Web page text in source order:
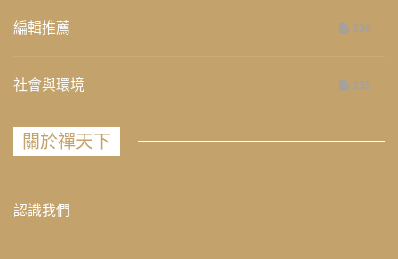
編輯推薦 236
社會與環境 235
關於禪天下
認識我們